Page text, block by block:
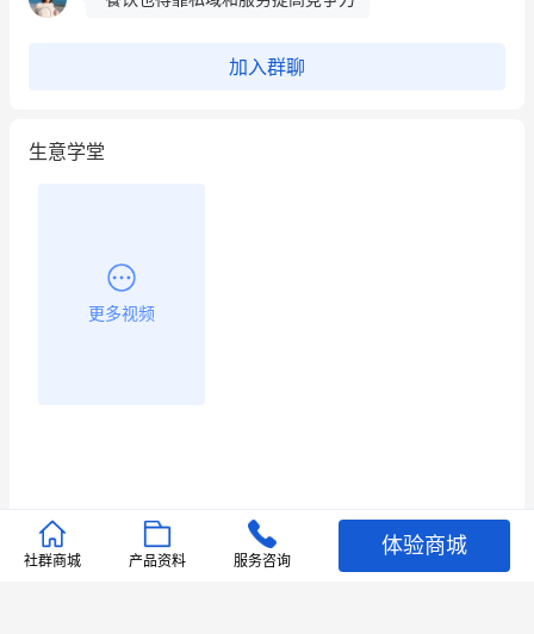
昨晚的直播课程太好啦❤️
加入群聊
生意学堂
更多视频
推荐文章
社群商城 产品资料 服务咨询
体验商城